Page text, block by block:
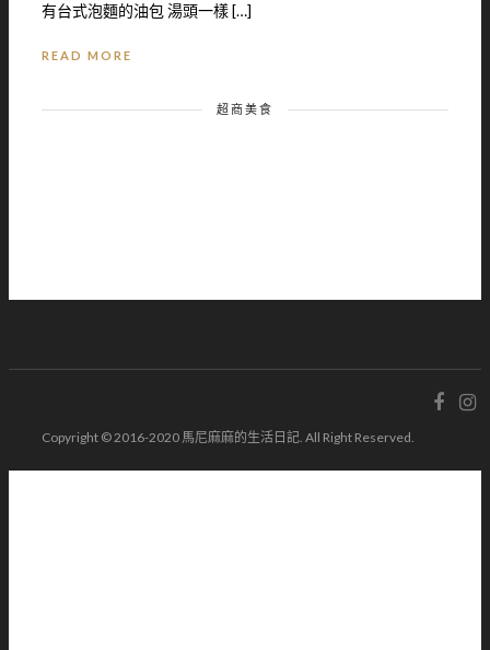
有台式泡麵的油包 湯頭一樣 […]
READ MORE
超商美食
Copyright © 2016-2020 馬尼麻麻的生活日記. All Right Reserved.